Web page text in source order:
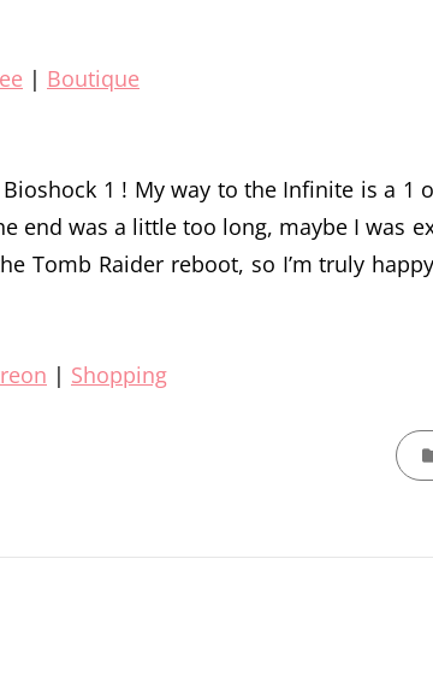
| Boutique
1 ! My way to the Infinite is a
end was a little too long, maybe I was
Tomb Raider reboot, so I’m truly
| Shopping